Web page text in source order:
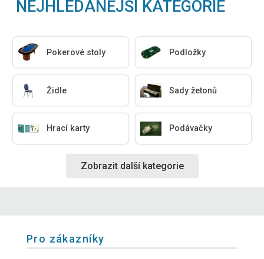
NEJHLEDANĚJŠÍ KATEGORIE
Pokerové stoly Podložky
Židle Sady žetonů
Hrací karty Podávačky
Zobrazit další kategorie
Pro zákazníky